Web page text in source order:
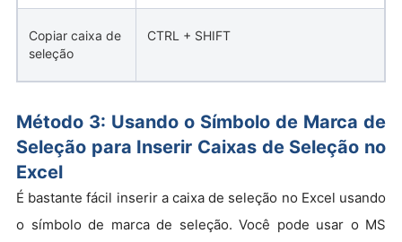
Copiar caixa de
seleção
CTRL + SHIFT
Método 3: Usando o Símbolo de Marca de
Seleção para Inserir Caixas de Seleção no
Excel
É bastante fácil inserir a caixa de seleção no Excel usando
o símbolo de marca de seleção. Você pode usar o MS